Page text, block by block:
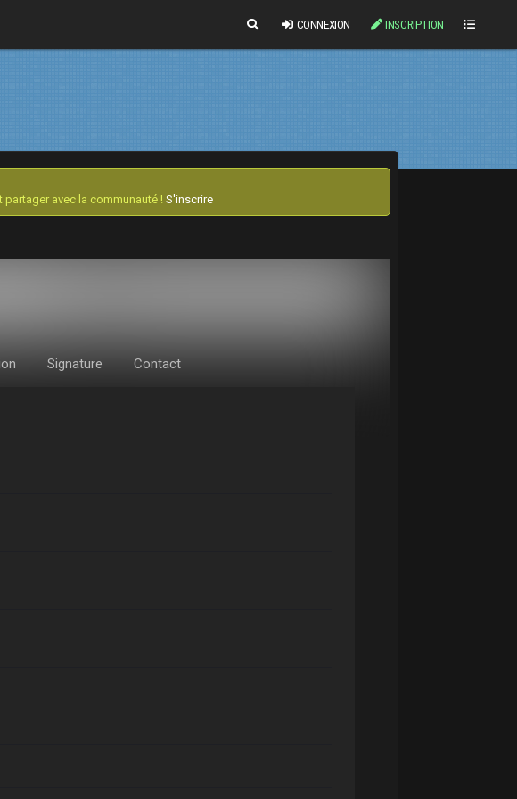
CONNEXION INSCRIPTION
avec la communauté !S'inscrire
Signature Contact